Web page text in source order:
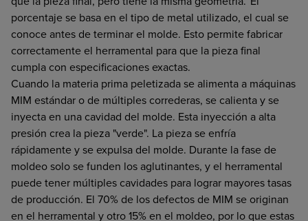
porcentaje se basa en el tipo de metal utilizado, el cual se
conoce antes de terminar el molde. Esto permite fabricar
correctamente el herramental para que la pieza final
cumpla con especificaciones exactas.
Cuando la materia prima peletizada se alimenta a máquinas
MIM estándar o de múltiples correderas, se calienta y se
inyecta en una cavidad del molde. Esta inyección a alta
presión crea la pieza "verde". La pieza se enfría
rápidamente y se expulsa del molde. Durante la fase de
moldeo solo se funden los aglutinantes, y el herramental
puede tener múltiples cavidades para lograr mayores tasas
de producción. El 70% de los defectos de MIM se originan
en el herramental y otro 15% en el moldeo, por lo que estas